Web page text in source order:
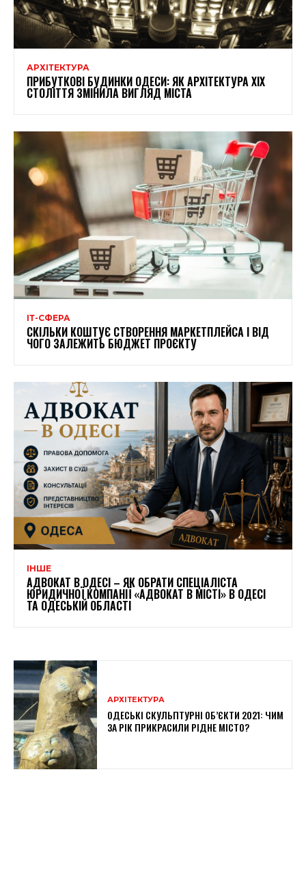
АРХІТЕКТУРА
ПРИБУТКОВІ БУДИНКИ ОДЕСИ: ЯК АРХІТЕКТУРА XIX
СТОЛІТТЯ ЗМІНИЛА ВИГЛЯД МІСТА
ІТ-СФЕРА
СКІЛЬКИ КОШТУЄ СТВОРЕННЯ МАРКЕТПЛЕЙСА І ВІД
ЧОГО ЗАЛЕЖИТЬ БЮДЖЕТ ПРОЄКТУ
ІНШЕ
АДВОКАТ В ОДЕСІ – ЯК ОБРАТИ СПЕЦІАЛІСТА
ЮРИДИЧНОЇ КОМПАНІЇ «АДВОКАТ В МІСТІ» В ОДЕСІ
ТА ОДЕСЬКІЙ ОБЛАСТІ
АРХІТЕКТУРА
ОДЕСЬКІ СКУЛЬПТУРНІ ОБ’ЄКТИ 2021: ЧИМ
ЗА РІК ПРИКРАСИЛИ РІДНЕ МІСТО?